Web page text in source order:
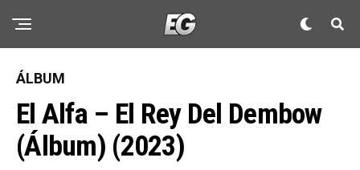
ÁLBUM
El Alfa – El Rey Del Dembow
(Álbum) (2023)